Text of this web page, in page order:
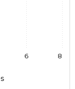
6 8